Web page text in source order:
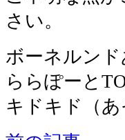
さい。
ボーネルン
ららぽーと
キドキド（あ